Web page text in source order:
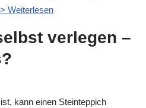
Weiterlesen
verlegen –
kann einen Steinteppich